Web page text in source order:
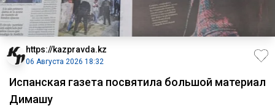
https://kazpravda.kz
06 Августа 2026 18:32
Испанская газета посвятила большой материал
Димашу